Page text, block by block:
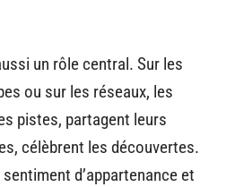
un rôle central. Sur les
ou sur les réseaux, les
pistes, partagent leurs
célèbrent les découvertes.
d’appartenance et